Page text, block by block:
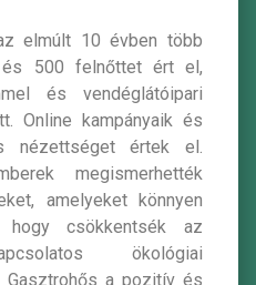
elmúlt 10 évben több
500 felnőttet ért el,
és vendéglátóipari
Online kampányaik és
nézettséget értek el.
megismerhették
amelyeket könnyen
hogy csökkentsék az
ökológiai
Gasztrohős a pozitív és